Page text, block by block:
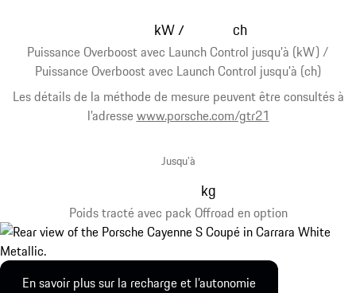
Puissance Overboost avec Launch Control jusqu'à (kW) /
Puissance Overboost avec Launch Control jusqu'à (ch)
Les détails de la méthode de mesure peuvent être consultés à
l’adresse www.porsche.com/gtr21
kW/ ch
Poids tracté avec pack Offroad en option
Jusqu’à
kg
En savoir plus sur la recharge et l’autonomie